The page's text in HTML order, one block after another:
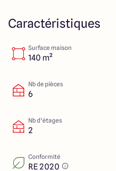
Caractéristiques
Surface maison
140 m²
Nb de pièces
6
Nb d’étages
2
Conformité
RE 2020